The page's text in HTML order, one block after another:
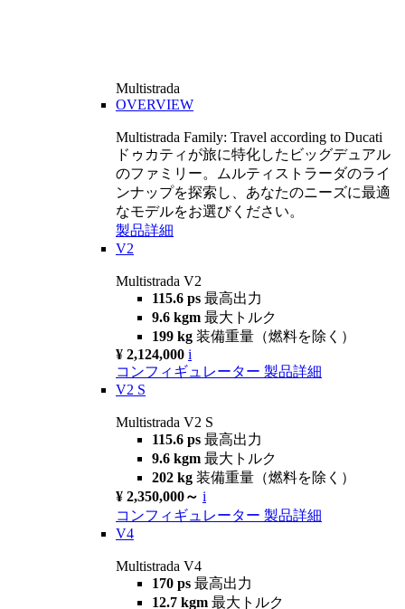
Multistrada
OVERVIEW
Multistrada Family: Travel according to Ducati
ドゥカティが旅に特化したビッグデュアル
のファミリー。ムルティストラーダのライ
ンナップを探索し、あなたのニーズに最適
なモデルをお選びください。
製品詳細
V2
Multistrada V2
115.6 ps 最高出力
9.6 kgm 最大トルク
199 kg 装備重量（燃料を除く）
¥ 2,124,000 i
コンフィギュレーター 製品詳細
V2 S
Multistrada V2 S
115.6 ps 最高出力
9.6 kgm 最大トルク
202 kg 装備重量（燃料を除く）
¥ 2,350,000～ i
コンフィギュレーター 製品詳細
V4
Multistrada V4
170 ps 最高出力
12.7 kgm 最大トルク